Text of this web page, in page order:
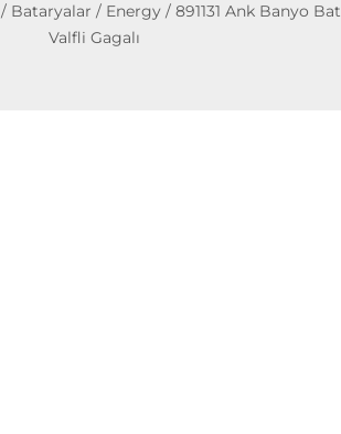
/ Bataryalar / Energy/ 891131 Ank Banyo Bat
Valfli Gagalı